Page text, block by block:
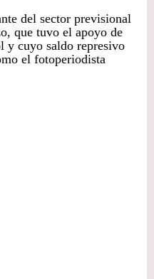
del sector previsional
que tuvo el apoyo de
y cuyo saldo represivo
el fotoperiodista